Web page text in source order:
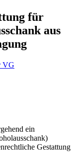
für
aus
VG
ein
Gestattung